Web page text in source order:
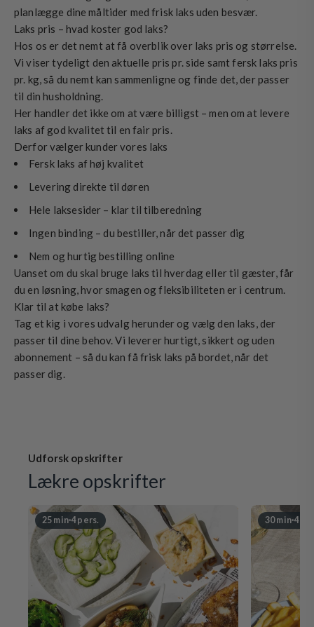
planlægge dine måltider med frisk laks uden besvær.
Laks pris – hvad koster god laks?
Hos os er det nemt at få overblik over laks pris og størrelse.
Vi viser tydeligt den aktuelle pris pr. side samt fersk laks pris
pr. kg, så du nemt kan sammenligne og finde det, der passer
til din husholdning.
Her handler det ikke om at være billigst – men om at levere
laks af god kvalitet til en fair pris.
Derfor vælger kunder vores laks
Fersk laks af høj kvalitet
Levering direkte til døren
Hele laksesider – klar til tilberedning
Ingen binding – du bestiller, når det passer dig
Nem og hurtig bestilling online
Uanset om du skal bruge laks til hverdag eller til gæster, får
du en løsning, hvor smagen og fleksibiliteten er i centrum.
Klar til at købe laks?
Tag et kig i vores udvalg herunder og vælg den laks, der
passer til dine behov. Vi leverer hurtigt, sikkert og uden
abonnement – så du kan få frisk laks på bordet, når det
passer dig.
Udforsk opskrifter
Lækre opskrifter
25 min·4 pers. 30 min·4